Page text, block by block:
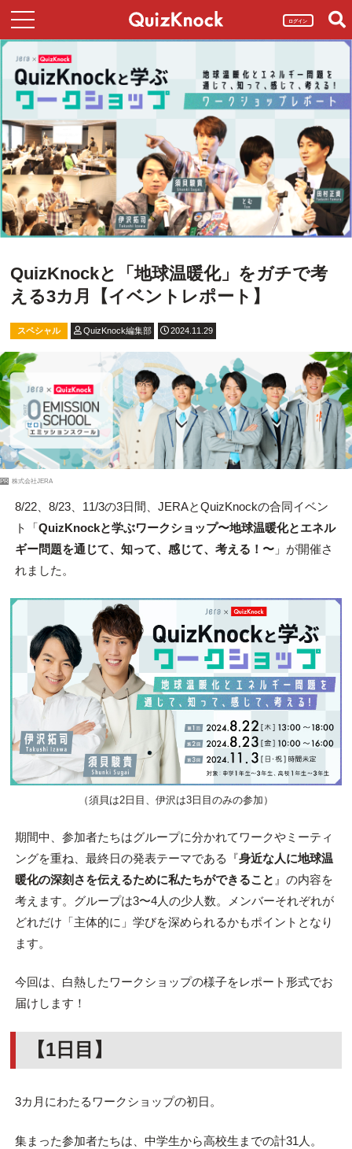
ログイン
QuizKnockと「地球温暖化」をガチで考
える3カ月【イベントレポート】
スペシャル QuizKnock編集部 2024.11.29
PR 株式会社JERA
8/22、8/23、11/3の3日間、JERAとQuizKnockの合同イベン
ト「QuizKnockと学ぶワークショップ〜地球温暖化とエネル
ギー問題を通じて、知って、感じて、考える！〜」が開催さ
れました。
（須貝は2日目、伊沢は3日目のみの参加）
期間中、参加者たちはグループに分かれてワークやミーティ
ングを重ね、最終日の発表テーマである『身近な人に地球温
暖化の深刻さを伝えるために私たちができること 』の内容を
考えます。グループは3〜4人の少人数。メンバーそれぞれが
どれだけ「主体的に」学びを深められるかもポイントとなり
ます。
今回は、白熱したワークショップの様子をレポート形式でお
届けします！
【1日目】
3カ月にわたるワークショップの初日。
集まった参加者たちは、中学生から高校生までの計31人。